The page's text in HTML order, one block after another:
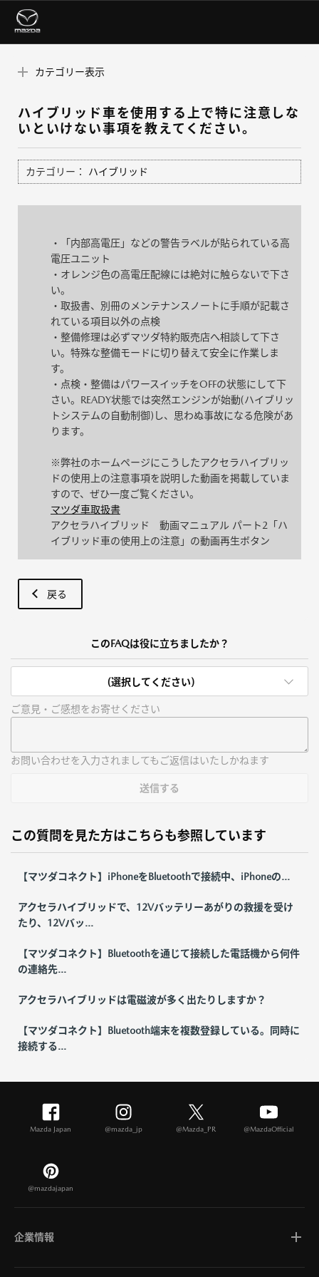
カテゴリー表示
ハイブリッド車を使用する上で特に注意しな
いといけない事項を教えてください。
カテゴリー： ハイブリッド
・「内部高電圧」などの警告ラベルが貼られている高
電圧ユニット
・オレンジ色の高電圧配線には絶対に触らないで下さ
い。
・取扱書、別冊のメンテナンスノートに手順が記載さ
れている項目以外の点検
・整備修理は必ずマツダ特約販売店へ相談して下さ
い。特殊な整備モードに切り替えて安全に作業しま
す。
・点検・整備はパワースイッチをOFFの状態にして下
さい。READY状態では突然エンジンが始動(ハイブリッ
トシステムの自動制御)し、思わぬ事故になる危険があ
ります。
※弊社のホームページにこうしたアクセラハイブリッ
ドの使用上の注意事項を説明した動画を掲載していま
すので、ぜひ一度ご覧ください。
マツダ車取扱書
アクセラハイブリッド 動画マニュアル パート2「ハ
イブリッド車の使用上の注意」の動画再生ボタン
戻る
このFAQは役に立ちましたか？
(選択してください)
ご意見・ご感想をお寄せください
お問い合わせを入力されましてもご返信はいたしかねます
送信する
この質問を見た方はこちらも参照しています
【マツダコネクト】iPhoneをBluetoothで接続中、iPhoneの...
アクセラハイブリッドで、12Vバッテリーあがりの救援を受け
たり、12Vバッ...
【マツダコネクト】Bluetoothを通じて接続した電話機から何件
の連絡先...
アクセラハイブリッドは電磁波が多く出たりしますか？
【マツダコネクト】Bluetooth端末を複数登録している。同時に
接続する...
Mazda Japan @mazda_jp @Mazda_PR @MazdaOfficial
@mazdajapan
企業情報